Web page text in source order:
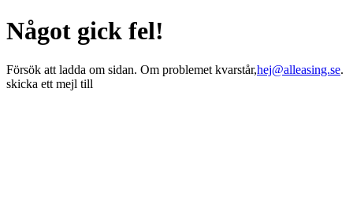
Något gick fel!
Försök att ladda om sidan. Om problemet kvarstår,hej@alleasing.se.
skicka ett mejl till